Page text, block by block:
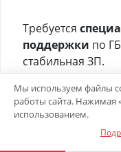
Мы используем файлы
работы сайта. Нажимая
использованием.
Требуется
поддержки по
стабильная ЗП.
Отправьте своё
Откликнуться на